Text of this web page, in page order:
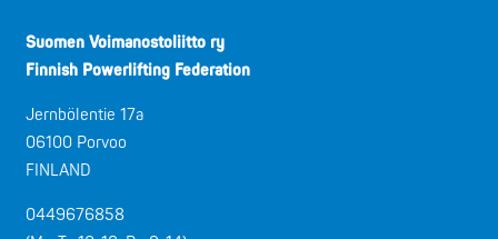
Suomen Voimanostoliitto ry
Finnish Powerlifting Federation
Jernbölentie 17a
06100 Porvoo
FINLAND
0449676858